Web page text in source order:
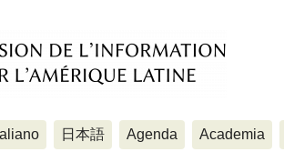
日本語 Agenda Academia